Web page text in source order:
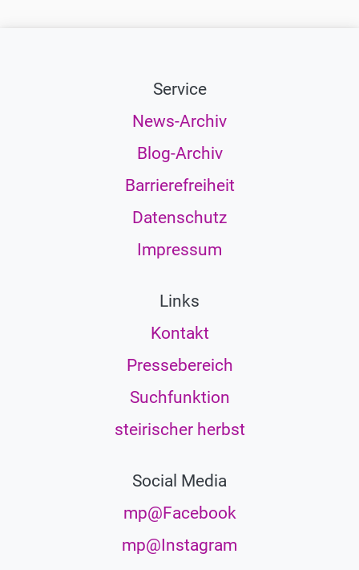
Service
News-Archiv
Blog-Archiv
Barrierefreiheit
Datenschutz
Impressum
Links
Kontakt
Pressebereich
Suchfunktion
steirischer herbst
Social Media
mp@Facebook
mp@Instagram